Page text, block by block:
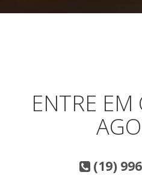
ENTRE
(19)